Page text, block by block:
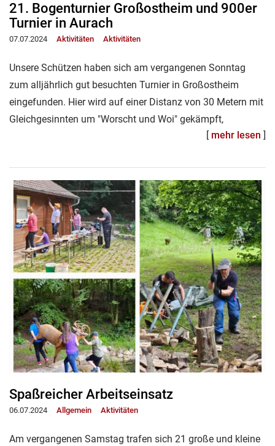
21. Bogenturnier Großostheim und 900er
Turnier in Aurach
07.07.2024 Aktivitäten Aktivitäten
Unsere Schützen haben sich am vergangenen Sonntag
zum alljährlich gut besuchten Turnier in Großostheim
eingefunden. Hier wird auf einer Distanz von 30 Metern mit
Gleichgesinnten um "Worscht und Woi" gekämpft,
[ mehr lesen ]
Spaßreicher Arbeitseinsatz
06.07.2024 Allgemein Aktivitäten
Am vergangenen Samstag trafen sich 21 große und kleine